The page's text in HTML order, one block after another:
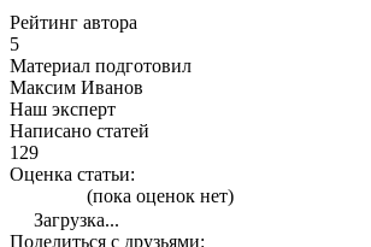
Рейтинг автора
5
Материал подготовил
Максим Иванов
Наш эксперт
Написано статей
129
Оценка статьи:
(пока оценок нет)
Загрузка...
Поделиться с друзьями: